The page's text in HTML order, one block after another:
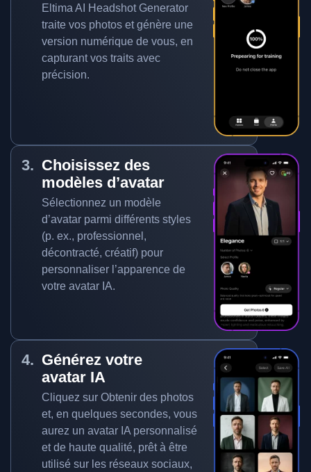
Eltima AI Headshot Generator
traite vos photos et génère une
version numérique de vous, en
capturant vos traits avec
précision.
Choisissez des
modèles d’avatar
Sélectionnez un modèle
d’avatar parmi différents styles
(p. ex., professionnel,
décontracté, créatif) pour
personnaliser l’apparence de
votre avatar IA.
Générez votre
avatar IA
Cliquez sur Obtenir des photos
et, en quelques secondes, vous
aurez un avatar IA personnalisé
et de haute qualité, prêt à être
utilisé sur les réseaux sociaux,